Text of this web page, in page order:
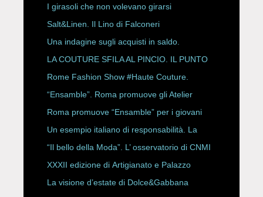
ESPY Awards 2026
I girasoli che non volevano girarsi
Salt&Linen. Il Lino di Falconeri
Una indagine sugli acquisti in saldo.
LA COUTURE SFILA AL PINCIO. IL PUNTO
CON ALESSANDRO ONORATO E
ROBERTA ANGELILLI
Rome Fashion Show #Haute Couture.
“Ensamble”. Roma promuove gli Atelier
Storici
Roma promuove “Ensamble” per i giovani
Un esempio italiano di responsabilità. La
Rete Slow Fiber
“Il bello della Moda”. L’ osservatorio di CNMI
XXXII edizione di Artigianato e Palazzo
La visione d’estate di Dolce&Gabbana